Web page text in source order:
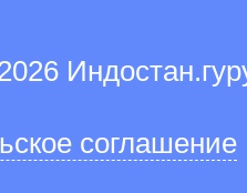
соглашение